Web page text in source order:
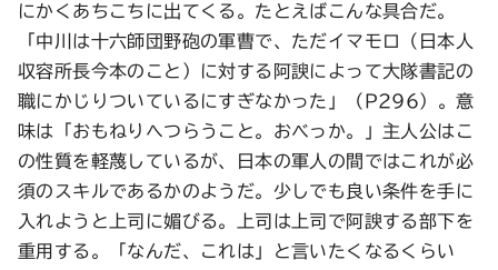
にかくあちこちに出てくる。たとえばこんな具合だ。
「中川は十六師団野砲の軍曹で、ただイマモロ（日本人
収容所長今本のこと）に対する阿諛によって大隊書記の
職にかじりついているにすぎなかった」（P296）。意
味は「おもねりへつらうこと。おべっか。」主人公はこ
の性質を軽蔑しているが、日本の軍人の間ではこれが必
須のスキルであるかのようだ。少しでも良い条件を手に
入れようと上司に媚びる。上司は上司で阿諛する部下を
重用する。「なんだ、これは」と言いたくなるくらい